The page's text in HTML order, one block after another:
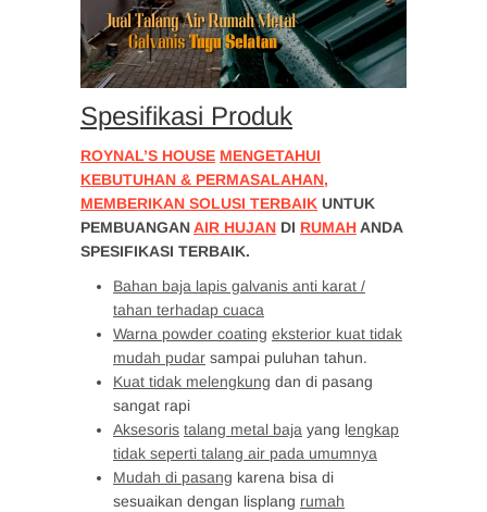
Spesifikasi Produk
ROYNAL’S HOUSE MENGETAHUI
KEBUTUHAN & PERMASALAHAN,
MEMBERIKAN SOLUSI TERBAIK UNTUK
PEMBUANGANAIR HUJAN DI RUMAH ANDA
SPESIFIKASI TERBAIK.
Bahan baja lapis galvanis anti karat /
tahan terhadap cuaca
Warna powder coating eksterior kuat tidak
mudah pudar sampai puluhan tahun.
Kuat tidak melengkung dan di pasang
sangat rapi
Aksesoris talang metal baja yang lengkap
tidak seperti talang air pada umumnya
Mudah di pasang karena bisa di
sesuaikan dengan lisplang rumah